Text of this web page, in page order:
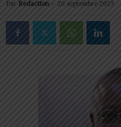
Par Redaction - 20 septembre 2023